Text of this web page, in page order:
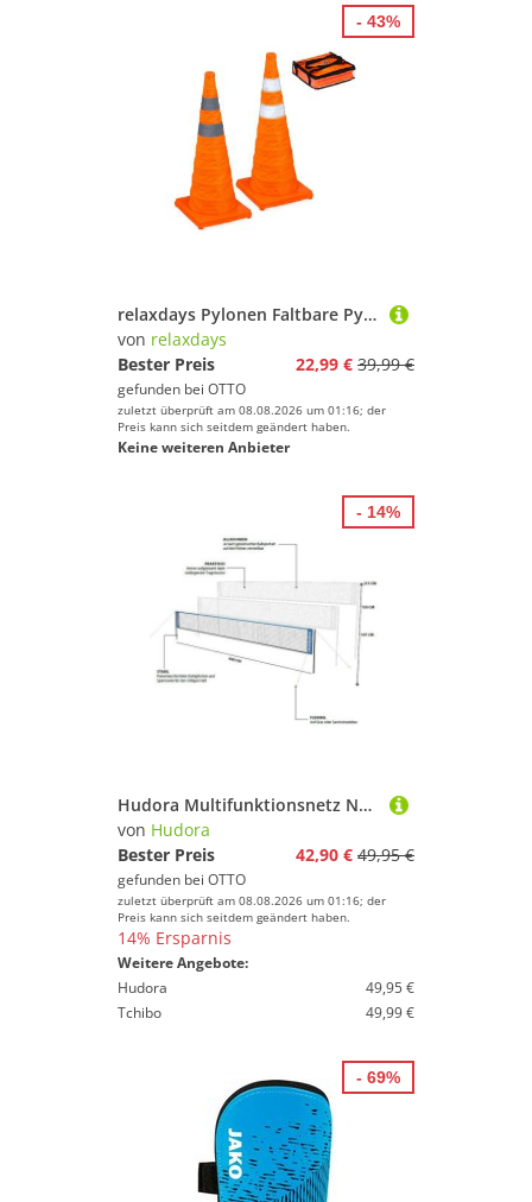
relaxdays Pylonen Faltbare Pylonen 70 cm im 2er Set
von relaxdays
Bester Preis
22,99 € 39,99 €
gefunden bei OTTO
zuletzt überprüft am 08.08.2026 um 01:16; der
Preis kann sich seitdem geändert haben.
Keine weiteren Anbieter
- 43%
Hudora Multifunktionsnetz Netz Tennis/Badminton/Federball/Volleyball höhenverstellbar - Breite
von Hudora
Bester Preis
42,90 € 49,95 €
gefunden bei OTTO
zuletzt überprüft am 08.08.2026 um 01:16; der
Preis kann sich seitdem geändert haben.
14% Ersparnis
Weitere Angebote:
Hudora
49,95 €
Tchibo
49,99 €
- 14%
- 69%